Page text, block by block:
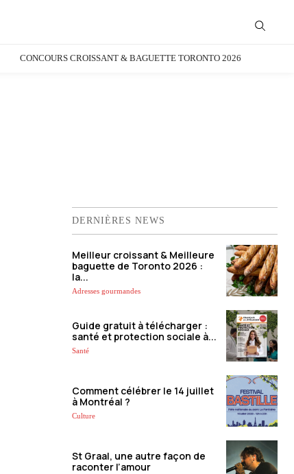
CONCOURS CROISSANT & BAGUETTE TORONTO 2026
DERNIÈRES NEWS
Meilleur croissant & Meilleure
baguette de Toronto 2026 :
la...
Adresses gourmandes
Guide gratuit à télécharger :
santé et protection sociale à...
Santé
Comment célébrer le 14 juillet
à Montréal ?
Culture
St Graal, une autre façon de
raconter l’amour